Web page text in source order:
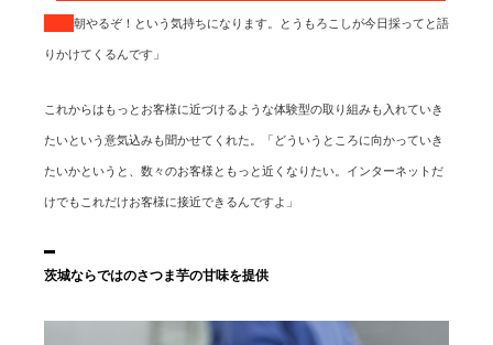
朝やるぞ！という気持ちになります。とうもろこしが今日採ってと語
りかけてくるんです」
これからはもっとお客様に近づけるような体験型の取り組みも入れていき
たいという意気込みも聞かせてくれた。「どういうところに向かっていき
たいかというと、数々のお客様ともっと近くなりたい。インターネットだ
けでもこれだけお客様に接近できるんですよ」
茨城ならではのさつま芋の甘味を提供